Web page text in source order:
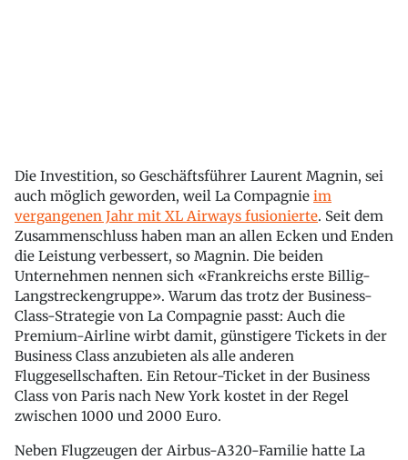
Die Investition, so Geschäftsführer Laurent Magnin, sei
auch möglich geworden, weil La Compagnie im
vergangenen Jahr mit XL Airways fusionierte. Seit dem
Zusammenschluss haben man an allen Ecken und Enden
die Leistung verbessert, so Magnin. Die beiden
Unternehmen nennen sich «Frankreichs erste Billig-
Langstreckengruppe». Warum das trotz der Business-
Class-Strategie von La Compagnie passt: Auch die
Premium-Airline wirbt damit, günstigere Tickets in der
Business Class anzubieten als alle anderen
Fluggesellschaften. Ein Retour-Ticket in der Business
Class von Paris nach New York kostet in der Regel
zwischen 1000 und 2000 Euro.
Neben Flugzeugen der Airbus-A320-Familie hatte La